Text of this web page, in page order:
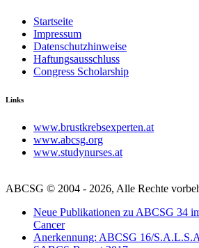
Startseite
Impressum
Datenschutzhinweise
Haftungsausschluss
Congress Scholarship
Links
www.brustkrebsexperten.at
www.abcsg.org
www.studynurses.at
ABCSG © 2004 - 2026, Alle Rechte
Neue Publikationen zu ABCSG 34
Cancer
Anerkennung: ABCSG 16/